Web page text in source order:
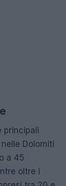
principali
nelle Dolomiti
a 45
oltre i